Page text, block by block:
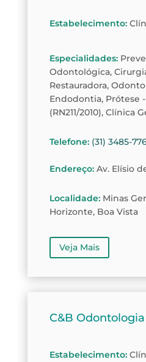
Estabelecimento:
Especialidades:
Odontológica,
Restauradora,
Endodontia, Prótese
(RN211/2010), Clínica
Telefone: (31) 3485-
Endereço: Av. Elísio
Localidade: Minas
Horizonte, Boa Vista
Veja Mais
C&B Odontologia
Estabelecimento: